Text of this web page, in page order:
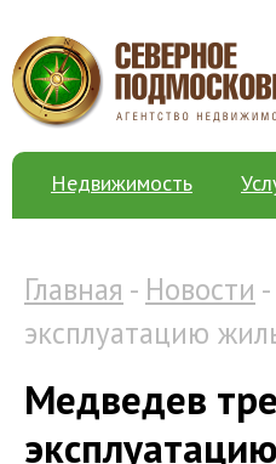
Недвижимость
Главная - Новости
эксплуатацию
Медведев